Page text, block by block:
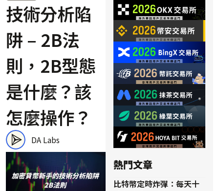
技術分析陷
阱 – 2B法
則，2B型態
是什麼？該
怎麼操作？
DA Labs
熱門文章
比特幣定時炸彈：每天十